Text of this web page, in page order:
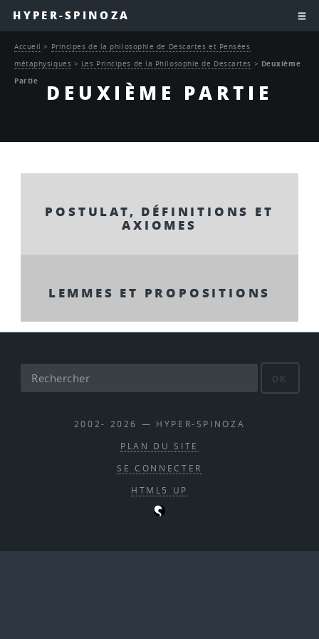
HYPER-SPINOZA
DEUXIÈME PARTIE
Accueil > Principes de la philosophie de Descartes et Pensées
métaphysiques > Les Principes de la Philosophie de Descartes > Deuxième
Partie
POSTULAT, DÉFINITIONS ET
AXIOMES
LEMMES ET PROPOSITIONS
OK
2002- 2026 — HYPER-SPINOZA
PLAN DU SITE
SE CONNECTER
HTML5 UP